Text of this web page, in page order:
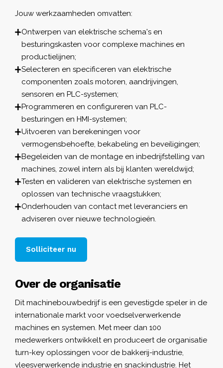
Jouw werkzaamheden omvatten:
Ontwerpen van elektrische schema's en
besturingskasten voor complexe machines en
productielijnen;
Selecteren en specificeren van elektrische
componenten zoals motoren, aandrijvingen,
sensoren en PLC-systemen;
Programmeren en configureren van PLC-
besturingen en HMI-systemen;
Uitvoeren van berekeningen voor
vermogensbehoefte, bekabeling en beveiligingen;
Begeleiden van de montage en inbedrijfstelling van
machines, zowel intern als bij klanten wereldwijd;
Testen en valideren van elektrische systemen en
oplossen van technische vraagstukken;
Onderhouden van contact met leveranciers en
adviseren over nieuwe technologieën.
Solliciteer nu
Over de organisatie
Dit machinebouwbedrijf is een gevestigde speler in de
internationale markt voor voedselverwerkende
machines en systemen. Met meer dan 100
medewerkers ontwikkelt en produceert de organisatie
turn-key oplossingen voor de bakkerij-industrie,
vleesverwerkende industrie en snackindustrie. Het